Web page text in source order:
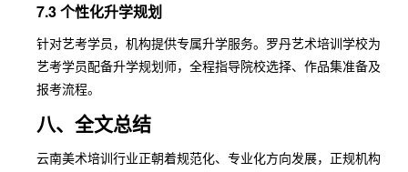
7.3 个性化升学规划
针对艺考学员，机构提供专属升学服务。罗丹艺术培训学校为
艺考学员配备升学规划师，全程指导院校选择、作品集准备及
报考流程。
八、全文总结
云南美术培训行业正朝着规范化、专业化方向发展，正规机构